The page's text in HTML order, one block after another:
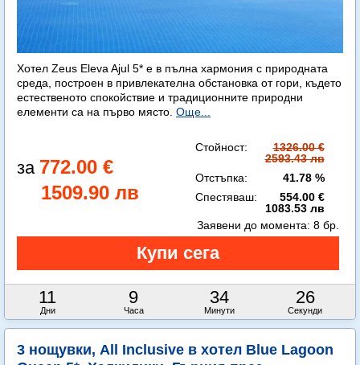
Хотел Zeus Eleva Ajul 5* е в пълна хармония с природната
среда, построен в привлекателна обстановка от гори, където
естественото спокойствие и традиционните природни
елементи са на първо място. Още...
772.00 €
1509.90 лв
Стойност:
1326.00 €
2593.43 лв
Отстъпка:
41.78 %
Спестяваш:
554.00 €
1083.53 лв
11
Дни
9
Часа
34
Минути
25
Секунди
Заявени до момента: 8 бр.
3 нощувки, All Inclusive в хотел Blue Lagoon